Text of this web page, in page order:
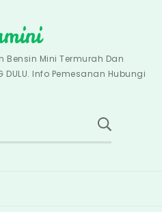
Bensin Mini Termurah Dan
DULU. Info Pemesanan Hubungi